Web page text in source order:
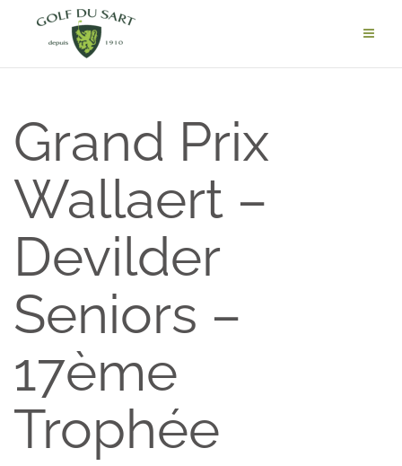
Grand Prix
Wallaert –
Devilder
Seniors –
17ème
Trophée